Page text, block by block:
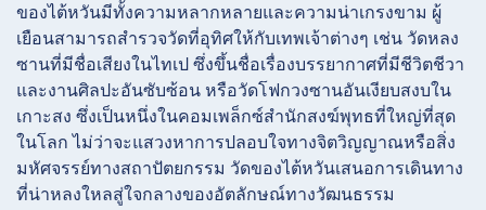
ของไต้หวันมีทั้งความหลากหลายและความน่าเกรงขาม ผู้
เยือนสามารถสำรวจวัดที่อุทิศให้กับเทพเจ้าต่างๆ เช่น วัดหลง
ซานที่มีชื่อเสียงในไทเป ซึ่งขึ้นชื่อเรื่องบรรยากาศที่มีชีวิตชีวา
และงานศิลปะอันซับซ้อน หรือวัดโฟกวงซานอันเงียบสงบใน
เกาะสง ซึ่งเป็นหนึ่งในคอมเพล็กซ์สำนักสงฆ์พุทธที่ใหญ่ที่สุด
ในโลก ไม่ว่าจะแสวงหาการปลอบใจทางจิตวิญญาณหรือสิ่ง
มหัศจรรย์ทางสถาปัตยกรรม วัดของไต้หวันเสนอการเดินทาง
ที่น่าหลงใหลสู่ใจกลางของอัตลักษณ์ทางวัฒนธรรม